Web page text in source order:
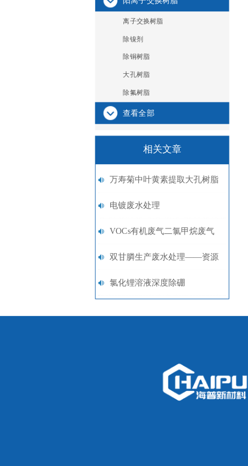
离子交换树脂
除镍剂
除铜树脂
大孔树脂
除氟树脂
查看全部
相关文章
万寿菊中叶黄素提取大孔树脂
电镀废水处理
VOCs有机废气二氯甲烷废气
治理与回收
双甘膦生产废水处理——资源
回收
氯化锂溶液深度除硼